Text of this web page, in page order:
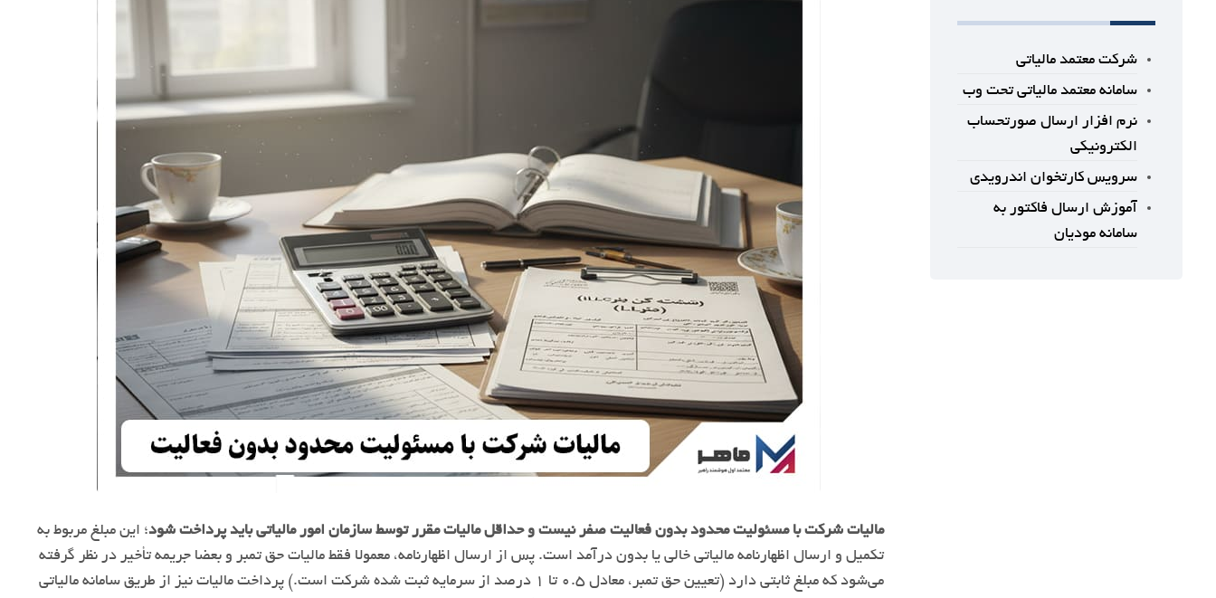
مالیات شرکت با مسئولیت محدود بدون فعالیت صفر نیست و حداقل مالیات مقرر توسط سازمان امور مالیاتی باید پرداخت شود؛ این مبلغ مربوط به
تکمیل و ارسال اظهارنامه مالیاتی خالی یا بدون درآمد است. پس از ارسال اظهارنامه، معمولا فقط مالیات حق تمبر و بعضا جریمه تأخیر در نظر گرفته
می‌شود که مبلغ ثابتی دارد (تعیین حق تمبر، معادل ۰.۵ تا ۱ درصد از سرمایه ثبت شده شرکت است.) پرداخت مالیات نیز از طریق سامانه مالیاتی
شرکت معتمد مالیاتی
سامانه معتمد مالیاتی تحت وب
نرم افزار ارسال صورتحساب
الکترونیکی
سرویس کارتخوان اندرویدی
آموزش ارسال فاکتور به
سامانه مودیان